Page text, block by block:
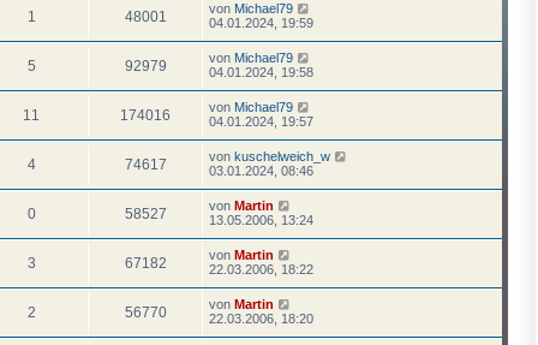
1 48001 von Michael79
04.01.2024, 19:59
5 92979 von Michael79
04.01.2024, 19:58
11 174016 von Michael79
04.01.2024, 19:57
4 74617 von kuschelweich_w
03.01.2024, 08:46
0 58527 von Martin
13.05.2006, 13:24
3 67182 von Martin
22.03.2006, 18:22
2 56770 von Martin
22.03.2006, 18:20